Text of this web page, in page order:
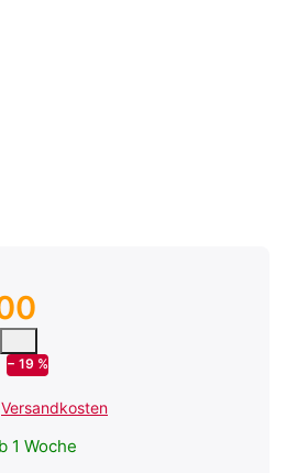
Verkaufspreis, den Kunden
− 19 %
Versandkosten
1 Woche